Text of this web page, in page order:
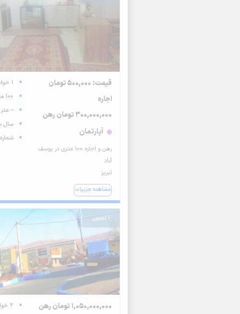
قیمت: 500,000 تومان
اجاره
300,000,000 تومان رهن
آپارتمان
رهن و اجاره‌ ۱۰۰ متری در یوسف
آباد
تبریز
مشاهده جزییات
1 خواب
100 متر زیربنا
--
سال
1 تصویر
1,050,000,000 تومان رهن
2 خواب